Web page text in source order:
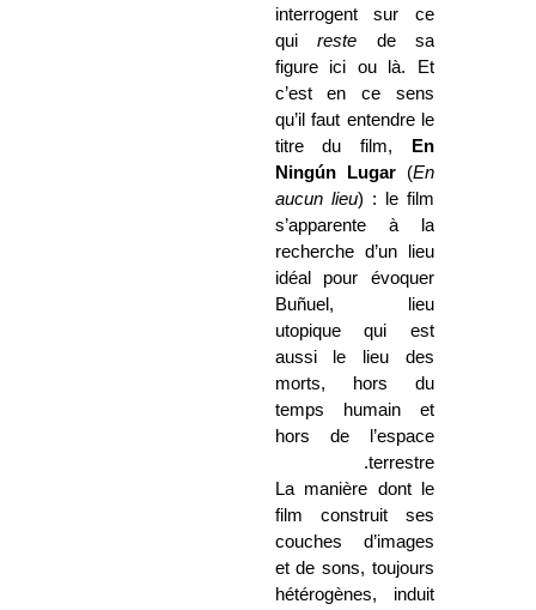
interrogent sur ce
quireste de sa
figure ici ou là. Et
c’est en ce sens
qu’il faut entendre le
titre du film,
En
Ningún Lugar(En
aucun lieu) : le film
s’apparente à la
recherche d’un lieu
idéal pour évoquer
Buñuel, lieu
utopique qui est
aussi le lieu des
morts, hors du
temps humain et
hors de l’espace
terrestre.
La manière dont le
film construit ses
couches d’images
et de sons, toujours
hétérogènes, induit